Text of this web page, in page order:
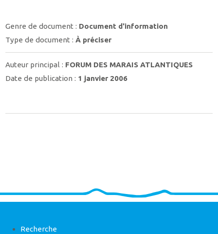
Genre de document : Document d'information
Type de document :À préciser
Auteur principal : FORUM DES MARAIS ATLANTIQUES
Date de publication : 1 janvier 2006
Recherche